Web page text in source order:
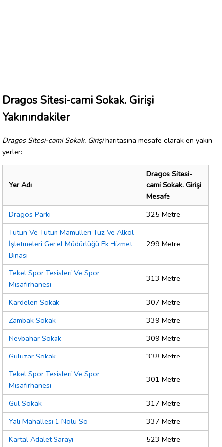
Dragos Sitesi-cami Sokak. Girişi
Yakınındakiler
Dragos Sitesi-cami Sokak. Girişiharitasına mesafe olarak en yakın
yerler:
Yer Adı
Dragos Sitesi-
cami Sokak. Girişi
Mesafe
Dragos Parkı
325 Metre
Tütün Ve Tütün Mamülleri Tuz Ve Alkol
İşletmeleri Genel Müdürlüğü Ek Hizmet
Binası
299 Metre
Tekel Spor Tesisleri Ve Spor
Misafirhanesi
313 Metre
Kardelen Sokak
307 Metre
Zambak Sokak
339 Metre
Nevbahar Sokak
309 Metre
Gülüzar Sokak
338 Metre
Tekel Spor Tesisleri Ve Spor
Misafirhanesi
301 Metre
Gül Sokak
317 Metre
Yalı Mahallesi 1 Nolu So
337 Metre
Kartal Adalet Sarayı
523 Metre